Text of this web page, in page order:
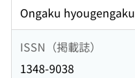
Ongaku hyougengaku
ISSN（掲載誌）
1348-9038